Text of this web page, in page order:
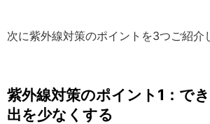
次に紫外線対策のポイントを3つご紹介
紫外線対策のポイント1：で
出を少なくする